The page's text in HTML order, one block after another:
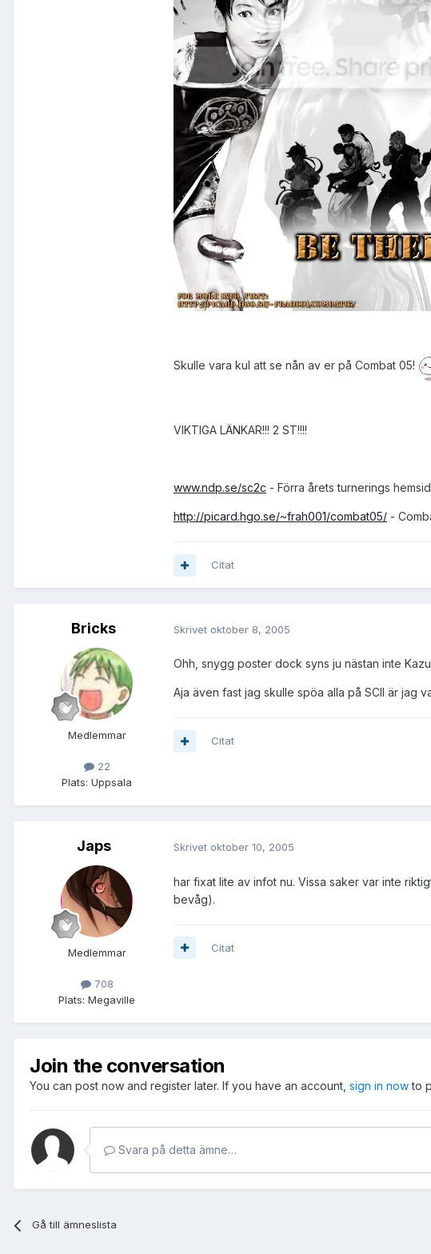
Skulle vara kul att se nån av er på Combat 05!
VIKTIGA LÄNKAR!!! 2 ST!!!!
www.ndp.se/sc2c - Förra årets turnerings
http://picard.hgo.se/~frah001/combat05/ -
Citat
Bricks
Medlemmar
22
Plats: Uppsala
Skrivet oktober 8, 2005
Ohh, snygg poster dock syns ju nästan inte
Aja även fast jag skulle spöa alla på SCII är jag
Citat
Japs
Medlemmar
708
Plats: Megaville
Skrivet oktober 10, 2005
har fixat lite av infot nu. Vissa saker var inte
bevåg).
Citat
Join the conversation
You can post now and register later. If you have an account, sign in nowto
Svara på detta ämne…
Gå till ämneslista